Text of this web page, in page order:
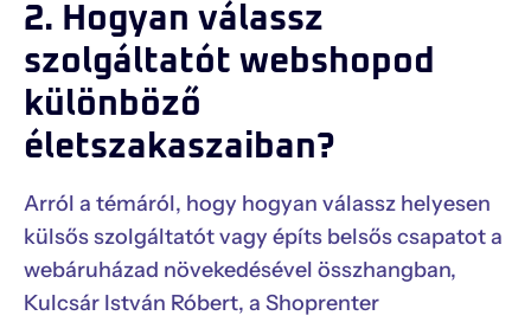
2. Hogyan válassz
szolgáltatót webshopod
különböző
életszakaszaiban?
Arról a témáról, hogy hogyan válassz helyesen
külsős szolgáltatót vagy építs belsős csapatot a
webáruházad növekedésével összhangban,
Kulcsár István Róbert, a Shoprenter